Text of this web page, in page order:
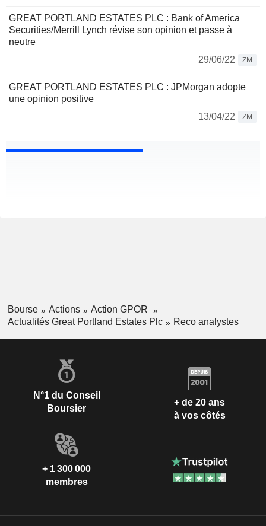
GREAT PORTLAND ESTATES PLC : Bank of America
Securities/Merrill Lynch révise son opinion et passe à
neutre
29/06/22
ZM
GREAT PORTLAND ESTATES PLC : JPMorgan adopte
une opinion positive
13/04/22
ZM
Bourse Actions
Action GPOR
Actualités Great Portland Estates Plc
Reco analystes
N°1 du Conseil
Boursier
+ de 20 ans
à vos côtés
+ 1 300 000
membres